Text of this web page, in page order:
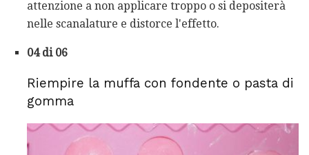
attenzione a non applicare troppo o si depositerà
nelle scanalature e distorce l'effetto.
04 di 06
Riempire la muffa con fondente o pasta di
gomma